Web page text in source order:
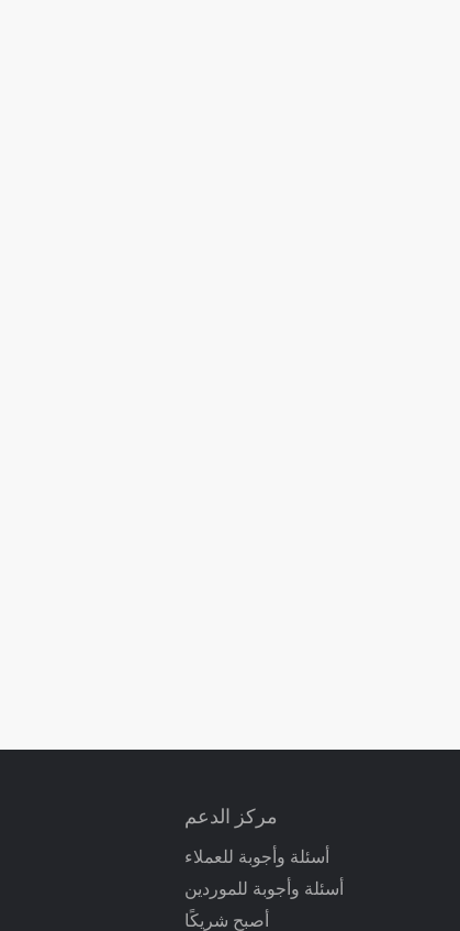
مركز الدعم
أسئلة وأجوبة للعملاء
أسئلة وأجوبة للموردين
أصبح شريكًا